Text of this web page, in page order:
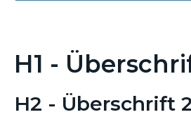
H1 -
H2 - Überschrift